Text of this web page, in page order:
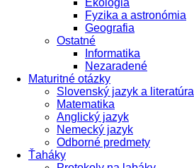
Ekológia
Fyzika a astronómia
Geografia
Ostatné
Informatika
Nezaradené
Maturitné otázky
Slovenský jazyk a literatúra
Matematika
Anglický jazyk
Nemecký jazyk
Odborné predmety
Ťaháky